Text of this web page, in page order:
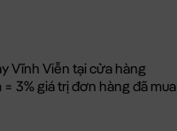
Vĩnh Viễn tại cửa hàng
3% giá trị đơn hàng đã mua